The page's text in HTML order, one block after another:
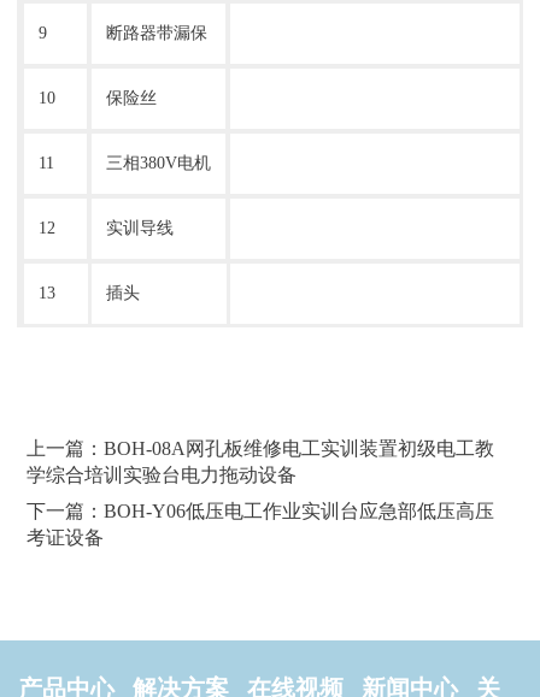
9 断路器带漏保
10 保险丝
11 三相380V电机
12 实训导线
13 插头
上一篇：BOH-08A网孔板维修电工实训装置初级电工教
学综合培训实验台电力拖动设备
下一篇：BOH-Y06低压电工作业实训台应急部低压高压
考证设备
产品中心 解决方案 在线视频 新闻中心 关